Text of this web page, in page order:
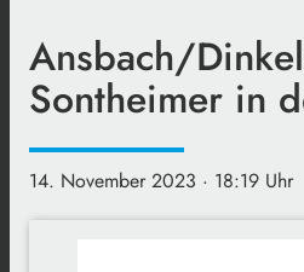
Ansbach/
Sontheimer in
14. November 2023 · 18:19 Uhr